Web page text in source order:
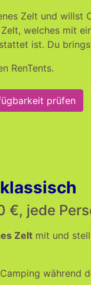
Zelt und willst
welches mit
ist. Du
RenTents.
prüfen
klassisch
€, jede
Zelt mit und
während